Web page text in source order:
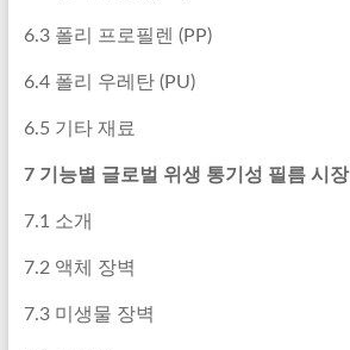
6.3 폴리 프로필렌 (PP)
6.4 폴리 우레탄 (PU)
6.5 기타 재료
7 기능별 글로벌 위생 통기성 필름 시장
7.1 소개
7.2 액체 장벽
7.3 미생물 장벽